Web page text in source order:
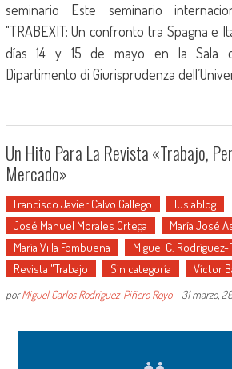
seminario Este seminario
"TRABEXIT: Un confronto tra Spagna e
días 14 y 15 de mayo en la Sala
Dipartimento di Giurisprudenza
Un Hito Para La Revista «Trabajo,
Mercado»
Francisco Javier Calvo Gallego
Iuslablog
José Manuel Morales Ortega
María José
María Villa Fombuena
Miguel C.
Revista "Trabajo
Sin categoría Víctor
porMiguel Carlos Rodríguez-Piñero Royo- 31 marzo,